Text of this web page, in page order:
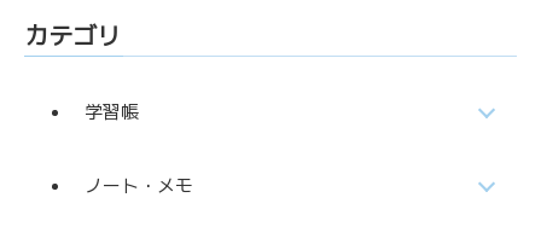
カテゴリ
学習帳
ノート・メモ